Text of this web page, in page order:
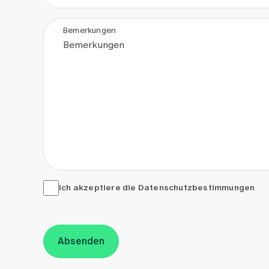
Bemerkungen
Ich akzeptiere die <a href="/de/
Ich akzeptiere die Datenschutzbestimmungen
Absenden